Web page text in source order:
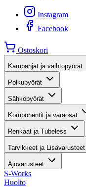
Instagram
Facebook
Ostoskori
Kampanjat ja vaihtopyörät
Polkupyörät
Sähköpyörät
Komponentit ja varaosat
Renkaat ja Tubeless
Tarvikkeet ja Lisävarusteet
Ajovarusteet
S-Works
Huolto